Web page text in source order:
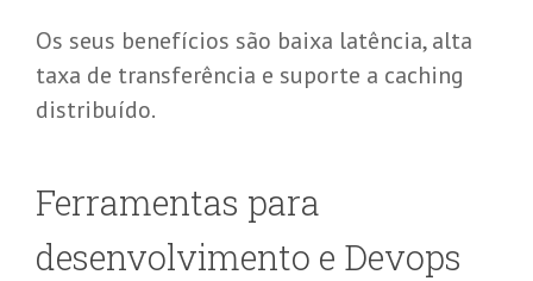
Os seus benefícios são baixa latência, alta
taxa de transferência e suporte a caching
distribuído.
Ferramentas para
desenvolvimento e Devops